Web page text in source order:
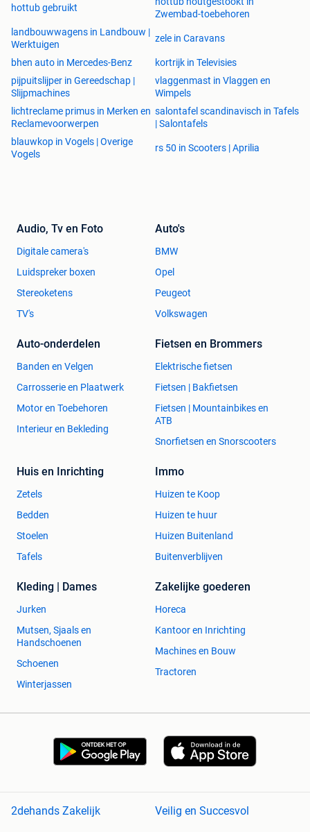
hottub gebruikt
Zwembad-toebehoren
landbouwwagens in Landbouw |
Werktuigen
zele in Caravans
bhen auto in Mercedes-Benz
kortrijk in Televisies
pijpuitslijper in Gereedschap |
Slijpmachines
vlaggenmast in Vlaggen en
Wimpels
lichtreclame primus in Merken en
Reclamevoorwerpen
salontafel scandinavisch in Tafels
| Salontafels
blauwkop in Vogels | Overige
Vogels
rs 50 in Scooters | Aprilia
Audio, Tv en Foto
Digitale camera's
Luidspreker boxen
Stereoketens
TV's
Auto's
BMW
Opel
Peugeot
Volkswagen
Auto-onderdelen
Banden en Velgen
Carrosserie en Plaatwerk
Motor en Toebehoren
Interieur en Bekleding
Fietsen en Brommers
Elektrische fietsen
Fietsen | Bakfietsen
Fietsen | Mountainbikes en
ATB
Snorfietsen en Snorscooters
Huis en Inrichting
Zetels
Bedden
Stoelen
Tafels
Immo
Huizen te Koop
Huizen te huur
Huizen Buitenland
Buitenverblijven
Kleding | Dames
Jurken
Mutsen, Sjaals en
Handschoenen
Schoenen
Winterjassen
Zakelijke goederen
Horeca
Kantoor en Inrichting
Machines en Bouw
Tractoren
2dehands Zakelijk
Veilig en Succesvol